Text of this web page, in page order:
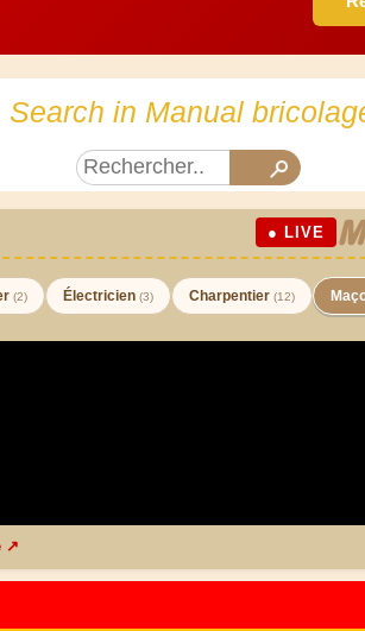
Search in Manual
● LIVE
(2) Électricien (3) Charpentier (12)
↗